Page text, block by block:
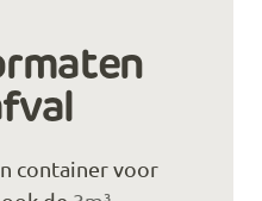
container voor